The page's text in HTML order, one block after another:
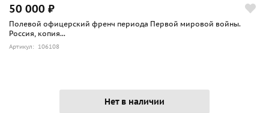
50 000 ₽
Полевой офицерский френч периода Первой мировой войны.
Россия, копия...
Артикул: 106108
Нет в наличии